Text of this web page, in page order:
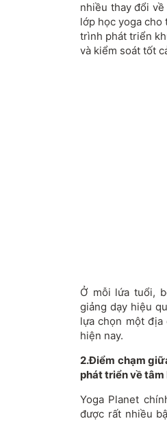
nhiều thay đổi
lớp học yoga cho
trình phát triển
và kiểm soát tốt
Ở mỗi lứa tuổi,
giảng dạy hiệu
lựa chọn một
hiện nay.
2.Điểm chạm
phát triển về tâm
Yoga Planet
được rất nhiều